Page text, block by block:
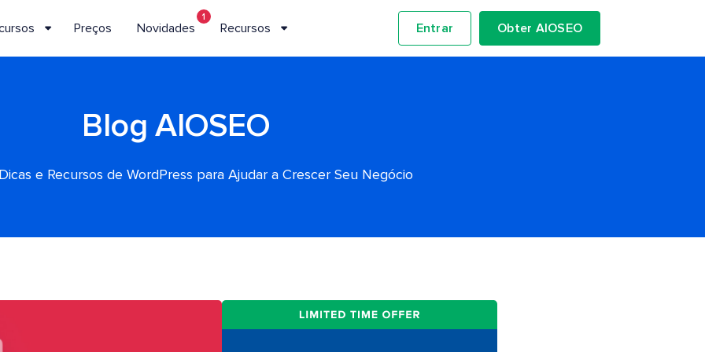
Preços Novidades
1
Recursos Entrar Obter AIOSEO
Blog AIOSEO
e Recursos de WordPress para Ajudar a Crescer Seu Negócio